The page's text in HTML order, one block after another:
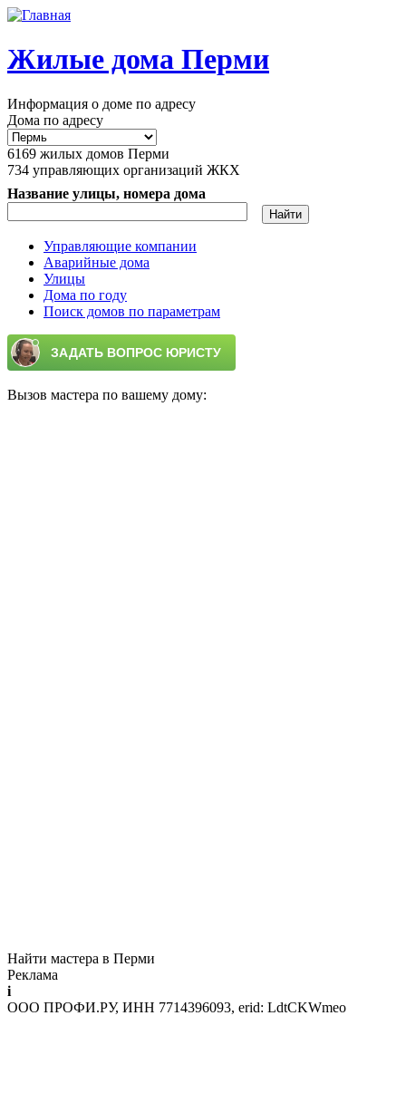
Перейти к основному содержанию
Жилые дома Перми
Информация о доме по адресу
Дома по адресу
6169 жилых домов Перми
734 управляющих организаций ЖКХ
Название улицы, номера дома
Главное меню
Управляющие компании
Аварийные дома
Улицы
Дома по году
Поиск домов по параметрам
Вызов мастера по вашему дому:
Найти мастера в Перми
Реклама
i
ООО ПРОФИ.РУ, ИНН 7714396093, erid: LdtCKWmeo